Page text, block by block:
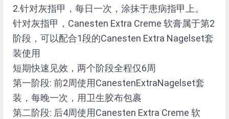
2.针对灰指甲，每日一次，涂抹于患病指甲上。
针对灰指甲，Canesten Extra Creme 软膏属于第2
阶段，可以配合1段的Canesten Extra Nagelset套
装使用
短期快速见效，两个阶段全程仅6周
第一阶段: 前2周使用CanestenExtraNagelset套
装，每晚一次，用卫生胶布包裹
第二阶段: 后4周使用Canesten Extra Creme 软